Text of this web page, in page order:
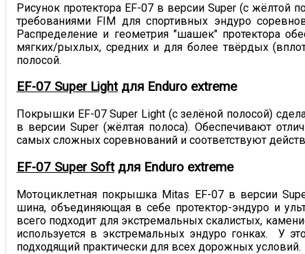
Рисунок протектора EF-07 в версии Super (с жёлтой
требованиями FIM для спортивных эндуро
Распределение и геометрия "шашек" протектора
мягких/рыхлых, средних и для более твёрдых
полосой.
EF-07 Super Lightдля Enduro extreme
Покрышки EF-07 Super Light (с зелёной полосой)
в версии Super (жёлтая полоса). Обеспечивают
самых сложных соревнований и соответствуют
EF-07 Super Softдля Enduro extreme
Мотоциклетная покрышка Mitas EF-07 в версии
шина, объединяющая в себе протектор-эндуро и
всего подходит для экстремальных скалистых,
используется в экстремальных эндуро гонках. У
подходящий практически для всех дорожных условий.